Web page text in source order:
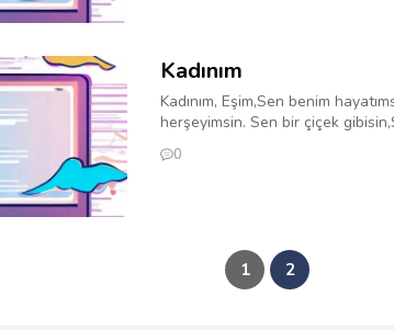
Kadınım
Kadınım, Eşim,Sen benim
herşeyimsin. Sen bir çiçek
0
1 2